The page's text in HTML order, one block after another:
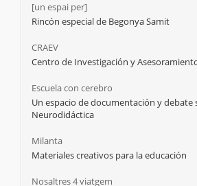
[un espai per]
Rincón especial de Begonya Samit
CRAEV
Centro de Investigación y
Escuela con cerebro
Un espacio de documentación y debate
Neurodidáctica
Milanta
Materiales creativos para la educación
Nosaltres 4 viatgem